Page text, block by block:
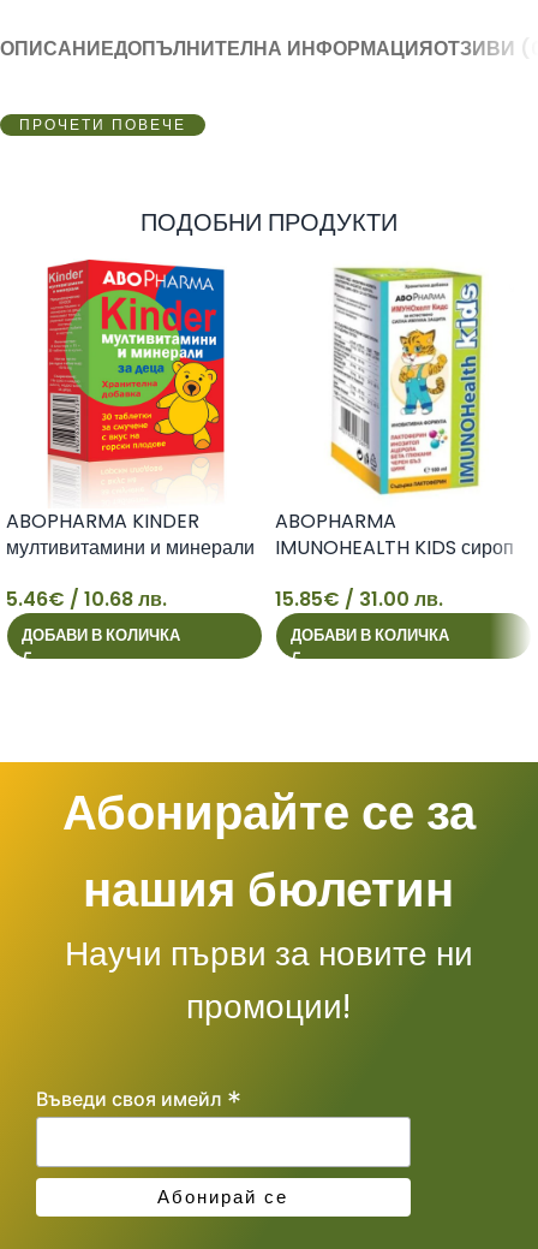
ОПИСАНИЕДОПЪЛНИТЕЛНА ИНФОРМАЦИЯОТЗИВИ
ПРОЧЕТИ ПОВЕЧЕ
ПОДОБНИ ПРОДУКТИ
5
ABOPHARMA KINDER
мултивитамини и минерали
5.46€ / 10.68 лв.
ДОБАВИ В КОЛИЧКА
15
ABOPHARMA
IMUNOHEALTH KIDS сироп
100ml
15.85€ / 31.00 лв.
ДОБАВИ В КОЛИЧКА
Абонирайте се за
нашия бюлетин
Научи първи за новите ни
промоции!
Въведи своя имейл *